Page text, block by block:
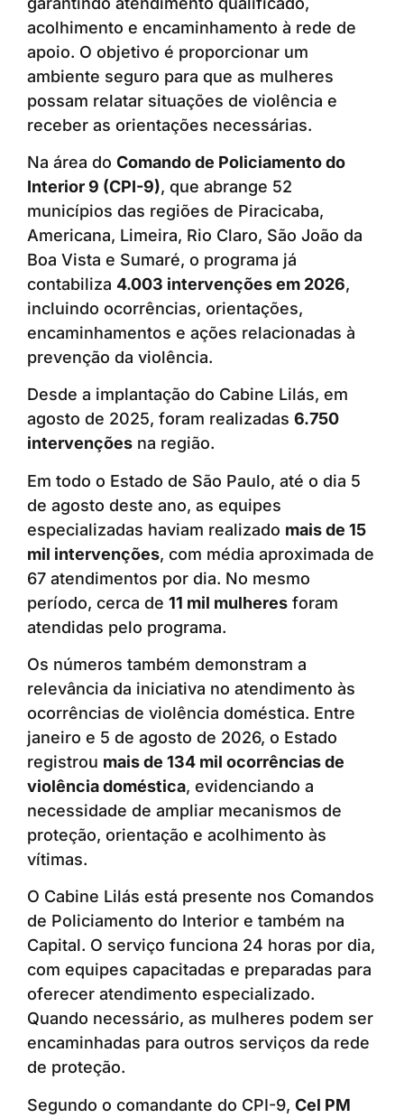
acolhimento e encaminhamento à rede de
apoio. O objetivo é proporcionar um
ambiente seguro para que as mulheres
possam relatar situações de violência e
receber as orientações necessárias.
Na área do Comando de Policiamento do
Interior 9 (CPI-9), que abrange 52
municípios das regiões de Piracicaba,
Americana, Limeira, Rio Claro, São João da
Boa Vista e Sumaré, o programa já
contabiliza 4.003 intervenções em 2026,
incluindo ocorrências, orientações,
encaminhamentos e ações relacionadas à
prevenção da violência.
Desde a implantação do Cabine Lilás, em
agosto de 2025, foram realizadas 6.750
intervenções na região.
Em todo o Estado de São Paulo, até o dia 5
de agosto deste ano, as equipes
especializadas haviam realizado mais de 15
mil intervenções, com média aproximada de
67 atendimentos por dia. No mesmo
período, cerca de 11 mil mulheres foram
atendidas pelo programa.
Os números também demonstram a
relevância da iniciativa no atendimento às
ocorrências de violência doméstica. Entre
janeiro e 5 de agosto de 2026, o Estado
registrou mais de 134 mil ocorrências de
violência doméstica, evidenciando a
necessidade de ampliar mecanismos de
proteção, orientação e acolhimento às
vítimas.
O Cabine Lilás está presente nos Comandos
de Policiamento do Interior e também na
Capital. O serviço funciona 24 horas por dia,
com equipes capacitadas e preparadas para
oferecer atendimento especializado.
Quando necessário, as mulheres podem ser
encaminhadas para outros serviços da rede
de proteção.
Segundo o comandante do CPI-9, Cel PM